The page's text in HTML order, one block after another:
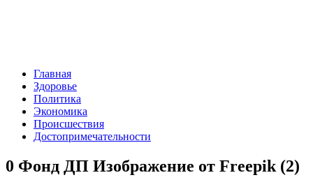
Главная
Здоровье
Политика
Экономика
Происшествия
Достопримечательности
0 Фонд ДП Изображение от Freepik (2)